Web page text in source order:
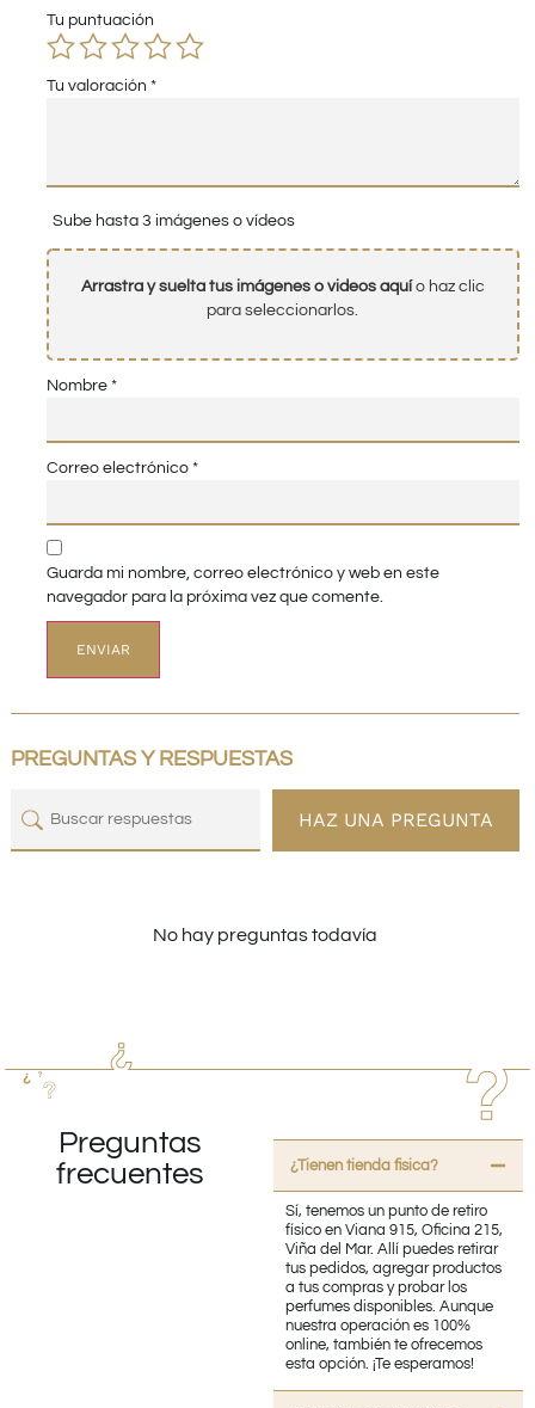
Tu puntuación
Tu valoración *
Sube hasta 3 imágenes o vídeos
Arrastra y suelta tus imágenes o videos aquío haz clic
para seleccionarlos.
Nombre *
Correo electrónico *
Guarda mi nombre, correo electrónico y web en este
navegador para la próxima vez que comente.
PREGUNTAS Y RESPUESTAS
HAZ UNA PREGUNTA
No hay preguntas todavía
Preguntas
frecuentes
¿Tienen tienda fisica?
Sí, tenemos un punto de retiro
físico en Viana 915, Oficina 215,
Viña del Mar. Allí puedes retirar
tus pedidos, agregar productos
a tus compras y probar los
perfumes disponibles. Aunque
nuestra operación es 100%
online, también te ofrecemos
esta opción. ¡Te esperamos!